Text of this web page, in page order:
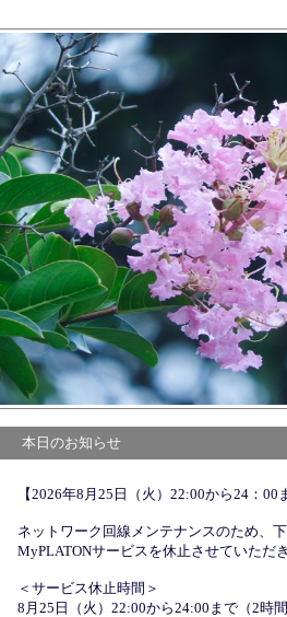
本日のお知らせ
【2026年8月25日（火）22:00から24：
ネットワーク回線メンテナンスのため、下
MyPLATONサービスを休止させていただき
＜サービス休止時間＞
8月25日（火）22:00から24:00まで（2時間